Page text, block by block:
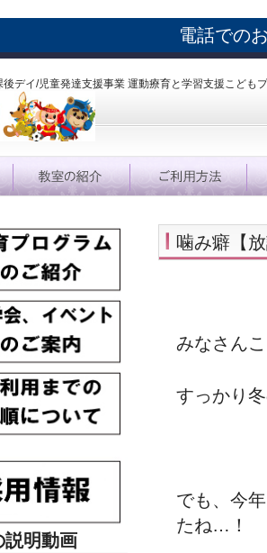
電話での
デイ/児童発達支援事業 運動療育と学習支援こども
噛み癖【
みなさん
すっかり
でも、今
たね…！
説明動画